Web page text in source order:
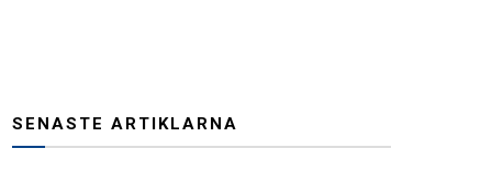
SENASTE ARTIKLARNA